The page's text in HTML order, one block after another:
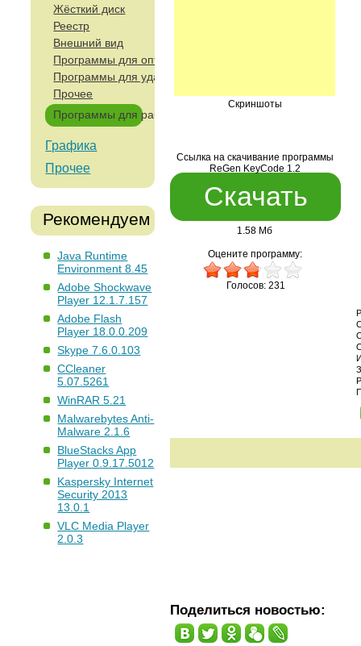
Жёсткий диск
Реестр
Внешний вид
Программы для оптимизации и анализа работы
Программы для удаленного управления и работы с
Прочее
Программы для работы с устройствами ввода
Графика
Прочее
Рекомендуем
Java Runtime
Environment 8.45
Adobe Shockwave
Player 12.1.7.157
Adobe Flash
Player 18.0.0.209
Skype 7.6.0.103
CCleaner
5.07.5261
WinRAR 5.21
Malwarebytes Anti-
Malware 2.1.6
BlueStacks App
Player 0.9.17.5012
Kaspersky Internet
Security 2013
13.0.1
VLC Media Player
2.0.3
Скриншоты
Ссылка на скачивание программы
ReGen KeyCode 1.2
Скачать
1.58 Мб
Оцените программу:
Голосов: 231
Поделиться новостью: